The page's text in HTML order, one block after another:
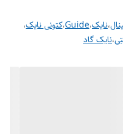
دارد.
،نایک،Guide،کتونی نایک،
،نایک گاد